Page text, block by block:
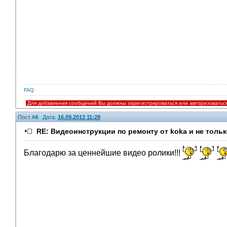
FAQ
Для добавления сообщений Вы должны зарегистрироваться или
Пост #4Дата: 16.09.2013 11:28
RE: Видеоинструкции по ремонту от koka и не
Благодарю за ценнейшие видео ролики!!!